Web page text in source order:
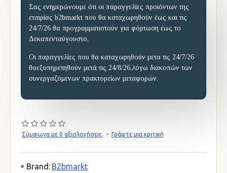
Σας ενημερώνουμε ότι οι παραγγελίες προιόντων της
εταιρίας b2bmarkt που θα καταχωρηθούν έως και τις
24/7/26 θα προγραμματιστούν για φόρτωση έως το
Δεκαπενταύγουστο,
Οι παραγγελίες που θα καταχωρηθούν μετα τις 24/7/26
θαεξυπηρετηθούν μετά τις 24/8/26,λόγω διακοπών των
συνεργαζόμενων πρακτορείων μεταφορών.
Σύμφωνα με 0 αξιολογήσεις. - Γράψτε μια κριτική
Brand: B2bmarkt